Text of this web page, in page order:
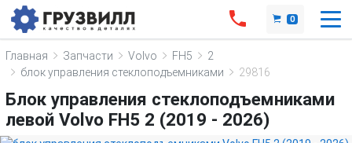
0
Главная Запчасти Volvo FH5
2
блок управления стеклоподъемниками
29816
Блок управления стеклоподъемниками
левой Volvo FH5 2 (2019 - 2026)